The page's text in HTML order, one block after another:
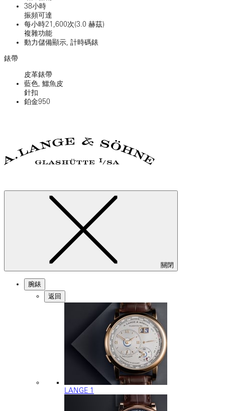
38小時
振頻可達
每小時21,600次(3.0 赫茲)
複雜功能
動力儲備顯示, 計時碼錶
錶帶
皮革錶帶
藍色, 鱷魚皮
針扣
鉑金950
關閉
腕錶
返回
LANGE 1